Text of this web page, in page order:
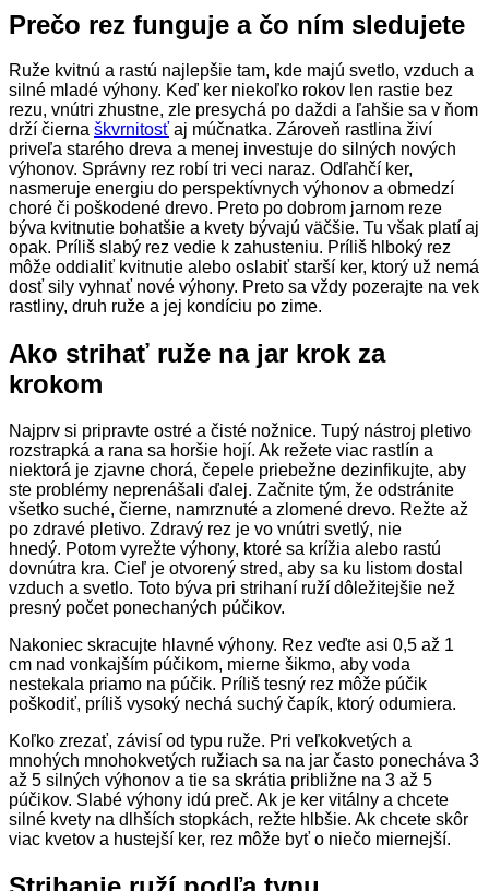
Prečo rez funguje a čo ním sledujete
Ruže kvitnú a rastú najlepšie tam, kde majú svetlo, vzduch a
silné mladé výhony. Keď ker niekoľko rokov len rastie bez
rezu, vnútri zhustne, zle presychá po daždi a ľahšie sa v ňom
drží čierna škvrnitosť aj múčnatka. Zároveň rastlina živí
priveľa starého dreva a menej investuje do silných nových
výhonov. Správny rez robí tri veci naraz. Odľahčí ker,
nasmeruje energiu do perspektívnych výhonov a obmedzí
choré či poškodené drevo. Preto po dobrom jarnom reze
býva kvitnutie bohatšie a kvety bývajú väčšie. Tu však platí aj
opak. Príliš slabý rez vedie k zahusteniu. Príliš hlboký rez
môže oddialiť kvitnutie alebo oslabiť starší ker, ktorý už nemá
dosť sily vyhnať nové výhony. Preto sa vždy pozerajte na vek
rastliny, druh ruže a jej kondíciu po zime.
Ako strihať ruže na jar krok za
krokom
Najprv si pripravte ostré a čisté nožnice. Tupý nástroj pletivo
rozstrapká a rana sa horšie hojí. Ak režete viac rastlín a
niektorá je zjavne chorá, čepele priebežne dezinfikujte, aby
ste problémy neprenášali ďalej. Začnite tým, že odstránite
všetko suché, čierne, namrznuté a zlomené drevo. Režte až
po zdravé pletivo. Zdravý rez je vo vnútri svetlý, nie
hnedý. Potom vyrežte výhony, ktoré sa krížia alebo rastú
dovnútra kra. Cieľ je otvorený stred, aby sa ku listom dostal
vzduch a svetlo. Toto býva pri strihaní ruží dôležitejšie než
presný počet ponechaných púčikov.
Nakoniec skracujte hlavné výhony. Rez veďte asi 0,5 až 1
cm nad vonkajším púčikom, mierne šikmo, aby voda
nestekala priamo na púčik. Príliš tesný rez môže púčik
poškodiť, príliš vysoký nechá suchý čapík, ktorý odumiera.
Koľko zrezať, závisí od typu ruže. Pri veľkokvetých a
mnohých mnohokvetých ružiach sa na jar často ponecháva 3
až 5 silných výhonov a tie sa skrátia približne na 3 až 5
púčikov. Slabé výhony idú preč. Ak je ker vitálny a chcete
silné kvety na dlhších stopkách, režte hlbšie. Ak chcete skôr
viac kvetov a hustejší ker, rez môže byť o niečo miernejší.